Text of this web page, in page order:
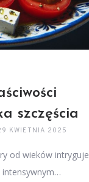
szczęścia
KWIETNIA 2025
od wieków intryguje
intensywnym…